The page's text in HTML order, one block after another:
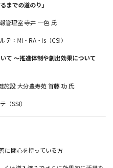
までの道のり 」
管理室 寺井 一色 氏
：MI・RA・Is（CSI）
て ～推進体制や創出効果について
設 大分豊寿苑 首藤 功 氏
SSI）
に関心を持っている方